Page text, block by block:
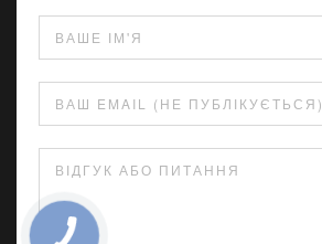
ВАШЕ ІМ'Я
ВАШ EMAIL (НЕ ПУБЛІКУЄТЬСЯ)
ВІДГУК АБО ПИТАННЯ